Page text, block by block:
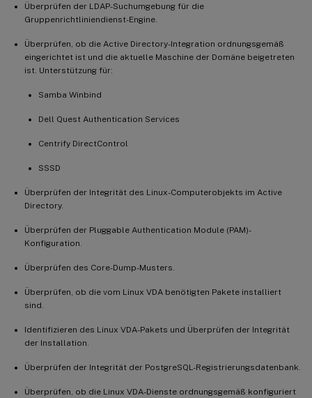
Überprüfen der LDAP-Suchumgebung für die
Gruppenrichtliniendienst-Engine.
Überprüfen, ob die Active Directory-Integration ordnungsgemäß
eingerichtet ist und die aktuelle Maschine der Domäne beigetreten
ist. Unterstützung für:
Samba Winbind
Dell Quest Authentication Services
Centrify DirectControl
SSSD
Überprüfen der Integrität des Linux-Computerobjekts im Active
Directory.
Überprüfen der Pluggable Authentication Module (PAM)-
Konfiguration.
Überprüfen des Core-Dump-Musters.
Überprüfen, ob die vom Linux VDA benötigten Pakete installiert
sind.
Identifizieren des Linux VDA-Pakets und Überprüfen der Integrität
der Installation.
Überprüfen der Integrität der PostgreSQL-Registrierungsdatenbank.
Überprüfen, ob die Linux VDA-Dienste ordnungsgemäß konfiguriert